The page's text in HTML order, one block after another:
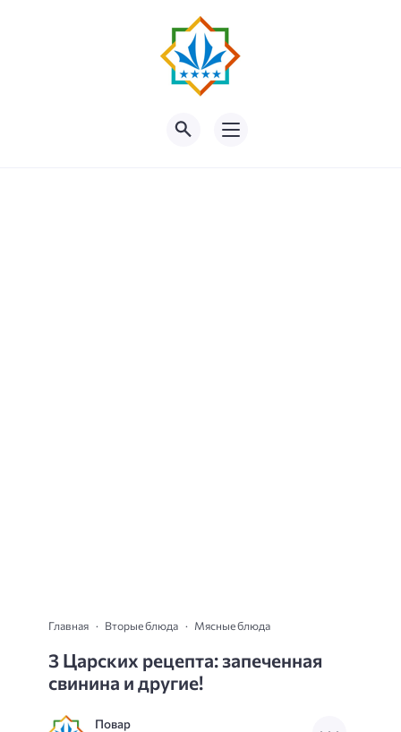
Главная Вторые блюда Мясные блюда
3 Царских рецепта: запеченная
свинина и другие!
Повар